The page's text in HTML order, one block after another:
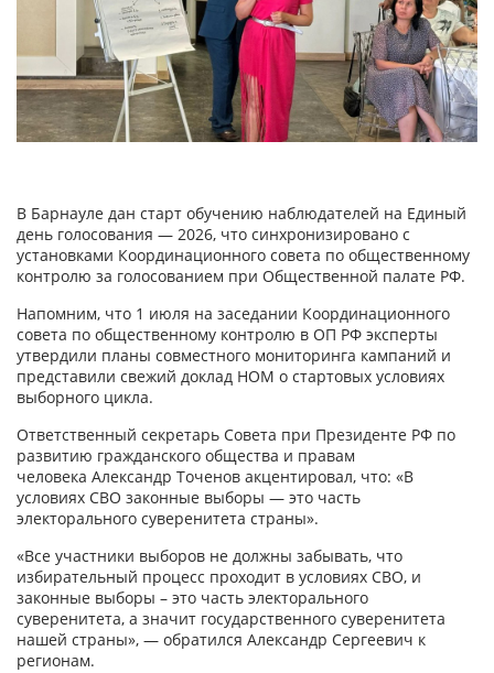
В Барнауле дан старт обучению наблюдателей на Единый
день голосования — 2026, что синхронизировано с
установками Координационного совета по общественному
контролю за голосованием при Общественной палате РФ.
Напомним, что 1 июля на заседании Координационного
совета по общественному контролю в ОП РФ эксперты
утвердили планы совместного мониторинга кампаний и
представили свежий доклад НОМ о стартовых условиях
выборного цикла.
Ответственный секретарь Совета при Президенте РФ по
развитию гражданского общества и правам
человека Александр Точенов акцентировал, что: «В
условиях СВО законные выборы — это часть
электорального суверенитета страны».
«Все участники выборов не должны забывать, что
избирательный процесс проходит в условиях СВО, и
законные выборы – это часть электорального
суверенитета, а значит государственного суверенитета
нашей страны», — обратился Александр Сергеевич к
регионам.